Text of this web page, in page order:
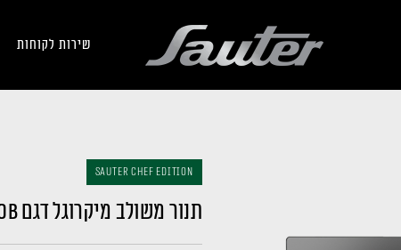
שירות לקוחות
Sauter Chef Edition
תנור משולב מיקרוגל דגם CUISINE-7610B